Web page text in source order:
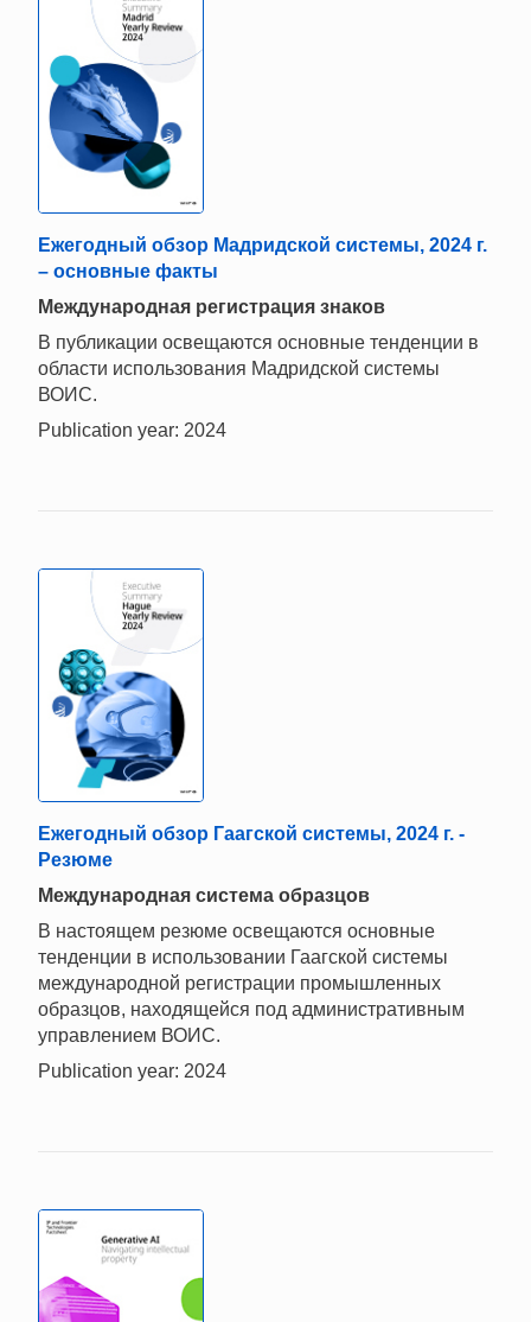
Ежегодный обзор Мадридской системы, 2024 г.
– основные факты
Международная регистрация знаков
В публикации освещаются основные тенденции в
области использования Мадридской системы
ВОИС.
Publication year: 2024
Ежегодный обзор Гаагской системы, 2024 г. -
Резюме
Mеждународная система образцов
В настоящем резюме освещаются основные
тенденции в использовании Гаагской системы
международной регистрации промышленных
образцов, находящейся под административным
управлением ВОИС.
Publication year: 2024